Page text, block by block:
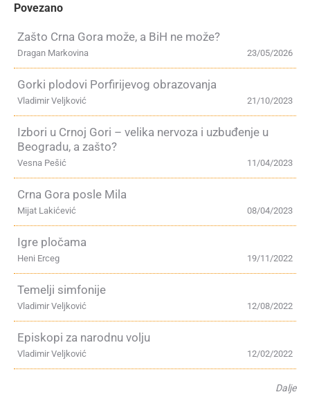
Povezano
Zašto Crna Gora može, a BiH ne može?
23/05/2026
Dragan Markovina
Gorki plodovi Porfirijevog obrazovanja
21/10/2023
Vladimir Veljković
Izbori u Crnoj Gori – velika nervoza i uzbuđenje u
Beogradu, a zašto?
11/04/2023
Vesna Pešić
Crna Gora posle Mila
08/04/2023
Mijat Lakićević
Igre pločama
19/11/2022
Heni Erceg
Temelji simfonije
12/08/2022
Vladimir Veljković
Episkopi za narodnu volju
12/02/2022
Vladimir Veljković
Dalje